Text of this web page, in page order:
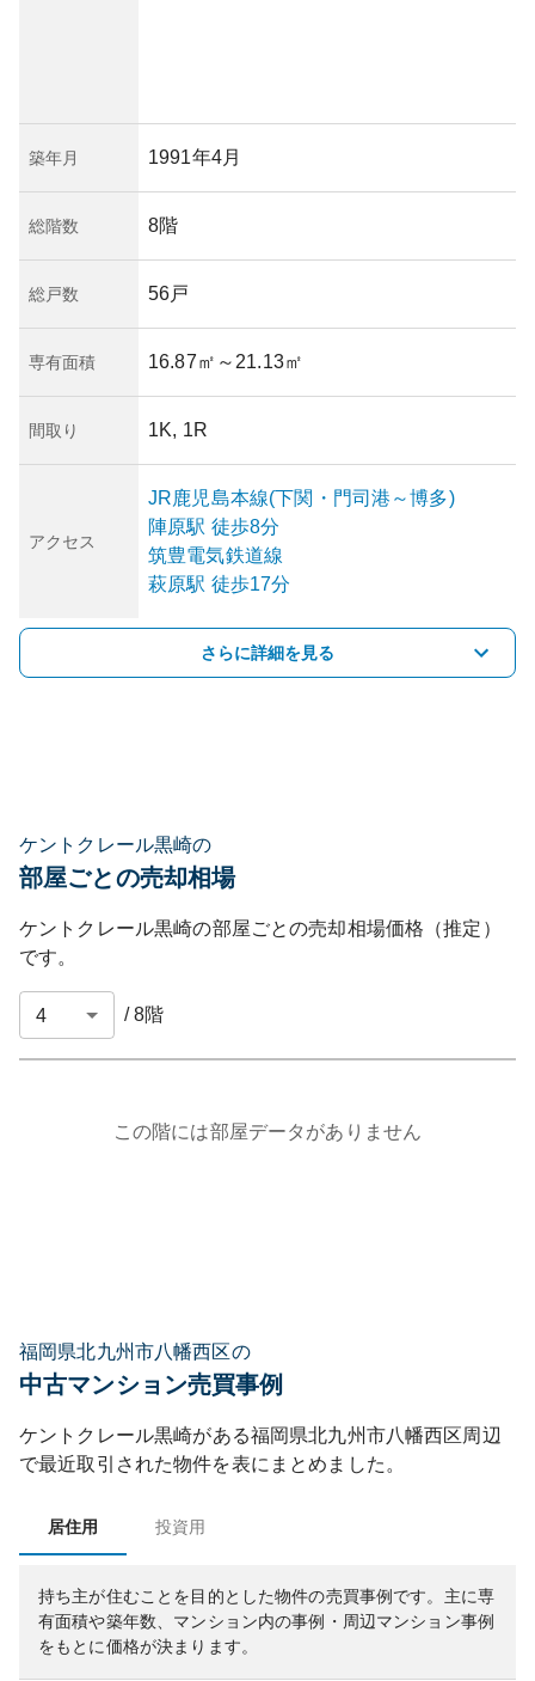
築年月 1991年4月
総階数 8階
総戸数 56戸
専有面積 16.87㎡ ～21.13㎡
間取り 1K, 1R
アクセス
JR鹿児島本線(下関・門司港～博多)
陣原駅 徒歩8分
筑豊電気鉄道線
萩原駅 徒歩17分
さらに詳細を見る
ケントクレール黒崎の
部屋ごとの売却相場
ケントクレール黒崎の部屋ごとの売却相場価格（推定）
です。
/8階
この階には部屋データがありません
福岡県北九州市八幡西区の
中古マンション売買事例
ケントクレール黒崎がある福岡県北九州市八幡西区周辺
で最近取引された物件を表にまとめました。
居住用 投資用
持ち主が住むことを目的とした物件の売買事例です。 主に専
有面積や築年数、マンション内の事例・周辺マンション事例
をもとに価格が決まります。